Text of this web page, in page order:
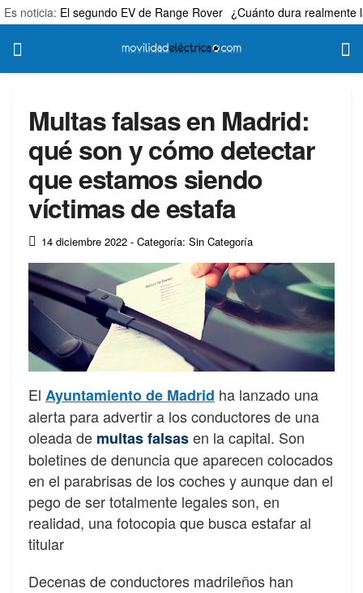
Es noticia: El segundo EV de Range Rover ¿Cuánto dura realmente
Multas falsas en Madrid:
qué son y cómo detectar
que estamos siendo
víctimas de estafa
14 diciembre 2022 - Categoría: Sin Categoría
El Ayuntamiento de Madrid ha lanzado una
alerta para advertir a los conductores de una
oleada de multas falsasen la capital. Son
boletines de denuncia que aparecen colocados
en el parabrisas de los coches y aunque dan el
pego de ser totalmente legales son, en
realidad, una fotocopia que busca estafar al
titular
Decenas de conductores madrileños han